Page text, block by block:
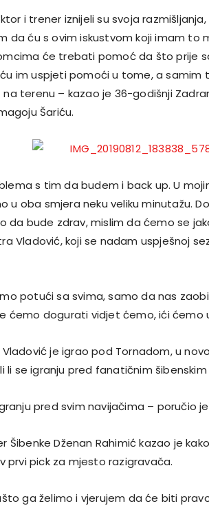
i trener iznijeli su svoja
da ću s ovim iskustvom koji imam to
će trebati pomoć da što prije
im uspjeti pomoći u tome, a samim
terenu – kazao je 36-godišnji
Šariću.
s tim da budem i back up. U
u oba smjera neku veliku minutažu.
da bude zdrav, mislim da ćemo se
Vladović, koji se nadam uspješnoj
potući sa svima, samo da nas
ćemo dogurati vidjet ćemo, ići ćemo
je igrao pod Tornadom, u
li se igranju pred fanatičnim
pred svim navijačima – poručio
Šibenke Dženan Rahimić kazao je
prvi pick za mjesto razigravača.
ga želimo i vjerujem da će biti